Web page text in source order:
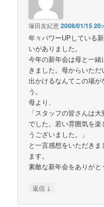
塚田友紀恵2008/01/15
年々パワーUPしている
いがありました。
今年の新年会は母と一
きました。母からいた
出かけるなんてこの場
う。
母より、
「スタッフの皆さんは
でした。若い雰囲気を
うございました。」
と一言感想をいただき
ます。
素敵な新年会をありがと
返信 ↓